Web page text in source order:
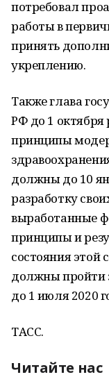
потребовал
работы в
принять
укреплению.
Также глава
РФ до 1 октября
принципы
должны до 10
разработку
выработанные
принципы и
состояния
должны пройти
до 1 июля 2020
ТАСС.
Читайте нас